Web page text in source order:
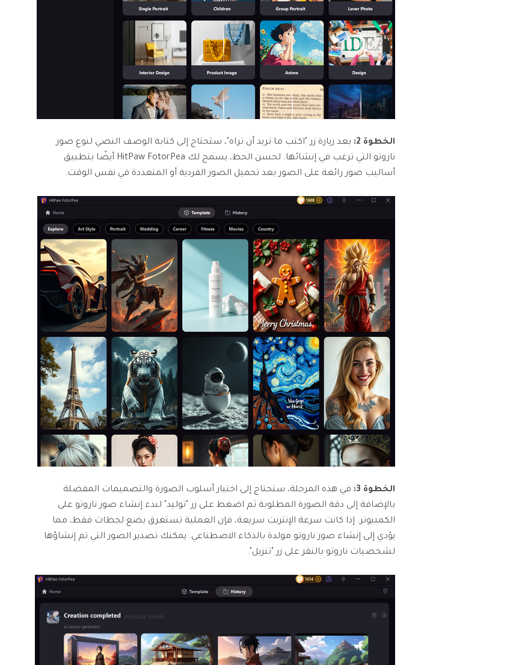
الخطوة 2:
بعد زيارة زر "اكتب ما تريد أن تراه"، ستحتاج إلى كتابة الوصف النصي لنوع صور
ناروتو التي ترغب في إنشائها. لحسن الحظ، يسمح لك HitPaw FotorPea أيضًا بتطبيق
أساليب صور رائعة على الصور بعد تحميل الصور الفردية أو المتعددة في نفس الوقت.
الخطوة 3:
في هذه المرحلة، ستحتاج إلى اختيار أسلوب الصورة والتصميمات المفضلة
بالإضافة إلى دقة الصورة المطلوبة ثم اضغط على زر "توليد" لبدء إنشاء صور ناروتو على
الكمبيوتر. إذا كانت سرعة الإنترنت سريعة، فإن العملية تستغرق بضع لحظات فقط، مما
يؤدي إلى إنشاء صور ناروتو مولدة بالذكاء الاصطناعي. يمكنك تصدير الصور التي تم إنشاؤها
لشخصيات ناروتو بالنقر على زر "تنزيل".